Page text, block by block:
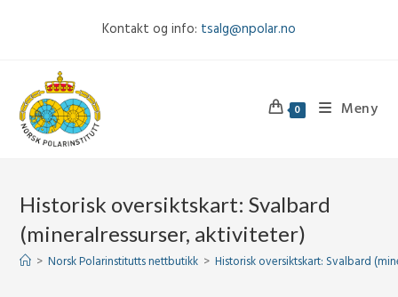
Kontakt og info: tsalg@npolar.no
0 Meny
Historisk oversiktskart: Svalbard
(mineralressurser, aktiviteter)
> Norsk Polarinstitutts nettbutikk > Historisk oversiktskart: Svalbard